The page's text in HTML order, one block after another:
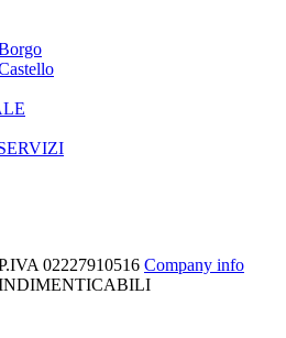
02227910516 Company info